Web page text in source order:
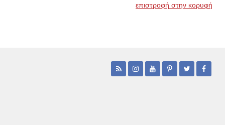
επιστροφή στην κορυφή